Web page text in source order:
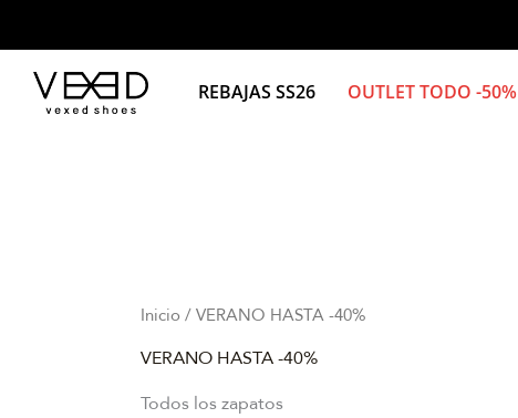
contenido
REBAJAS SS26 OUTLET TODO -50%
Inicio/ VERANO HASTA -40%
VERANO HASTA -40%
Todos los zapatos